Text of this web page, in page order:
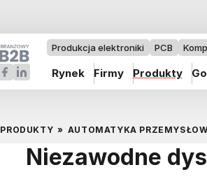
Produkcja elektroniki PCB
Rynek Firmy Produkty
PRODUKTY » AUTOMATYKA
Niezawodne